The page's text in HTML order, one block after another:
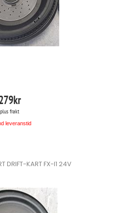
kr
plus frakt
leveranstid
DRIFT-KART FX-I1 24V